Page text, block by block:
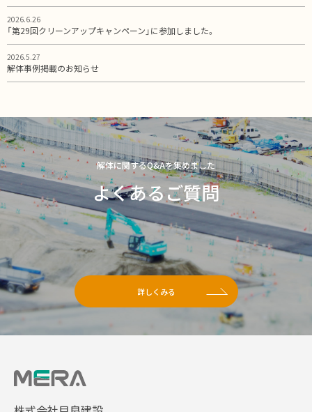
2026.6.26
「第29回クリーンアップキャンペーン」に参加しました。
2026.5.27
解体事例掲載のお知らせ
解体に関するQ&Aを集めました
よくあるご質問
詳しくみる